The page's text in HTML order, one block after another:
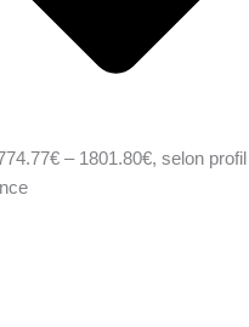
– 1801.80€, selon